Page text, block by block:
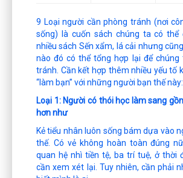
9 Loại người cần phòng tránh (nơi
sống) là cuốn sách chúng ta có thể
nhiều sách Sến xẩm, lá cải nhưng
nào đó có thể tổng hợp lại để chúng
tránh. Cần kết hợp thêm nhiều yếu tố
“làm bạn” với những người bạn thế này:
Loại 1: Người có thói học làm sang
hơn như
Kẻ tiểu nhân luôn sống bám dựa vào
thế. Có vẻ không hoàn toàn đúng
quan hệ nhì tiền tệ, ba trí tuệ, ở thời
cần xem xét lại. Tuy nhiên, cần phải